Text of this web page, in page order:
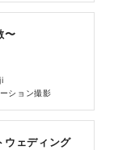
〜
ション撮影
ウェディング